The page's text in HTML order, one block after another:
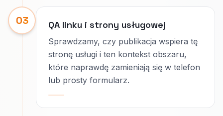
03 QA linku i strony usługowej
Sprawdzamy, czy publikacja wspiera tę
stronę usługi i ten kontekst obszaru,
które naprawdę zamieniają się w telefon
lub prosty formularz.